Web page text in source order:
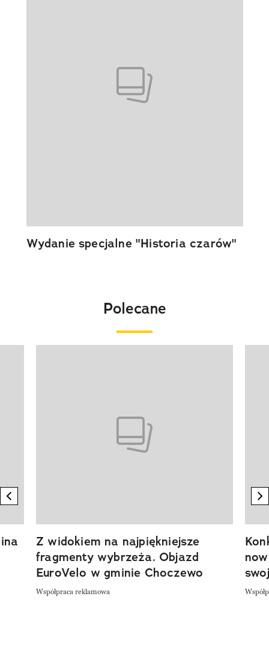
Wydanie specjalne "Historia czarów"
Polecane
previous element
Z widokiem na najpiękniejsze
fragmenty wybrzeża. Objazd
EuroVelo w gminie Choczewo
Współpraca reklamowa